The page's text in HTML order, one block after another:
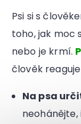
Psi si s
toho, jak moc
nebo je krmí.
člověk
Na psa